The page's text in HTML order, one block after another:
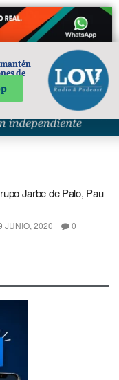
Jarbe de Palo, Pau
JUNIO, 2020 0
de